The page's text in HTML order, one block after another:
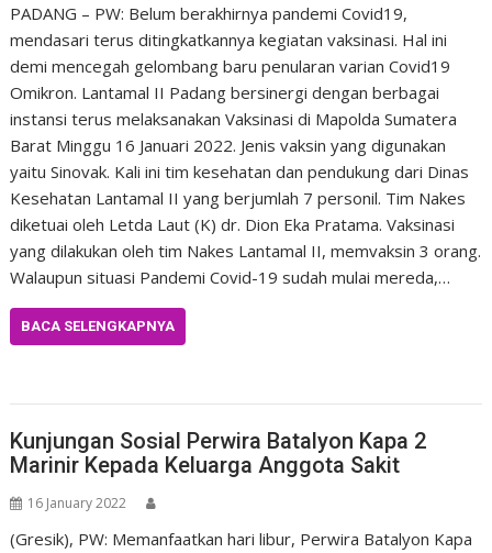
PADANG – PW: Belum berakhirnya pandemi Covid19,
mendasari terus ditingkatkannya kegiatan vaksinasi. Hal ini
demi mencegah gelombang baru penularan varian Covid19
Omikron. Lantamal II Padang bersinergi dengan berbagai
instansi terus melaksanakan Vaksinasi di Mapolda Sumatera
Barat Minggu 16 Januari 2022. Jenis vaksin yang digunakan
yaitu Sinovak. Kali ini tim kesehatan dan pendukung dari Dinas
Kesehatan Lantamal II yang berjumlah 7 personil. Tim Nakes
diketuai oleh Letda Laut (K) dr. Dion Eka Pratama. Vaksinasi
yang dilakukan oleh tim Nakes Lantamal II, memvaksin 3 orang.
Walaupun situasi Pandemi Covid-19 sudah mulai mereda,…
BACA SELENGKAPNYA
Kunjungan Sosial Perwira Batalyon Kapa 2
Marinir Kepada Keluarga Anggota Sakit
16 January 2022
(Gresik), PW: Memanfaatkan hari libur, Perwira Batalyon Kapa